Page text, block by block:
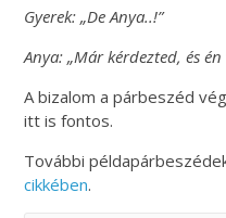
Gyerek: „De Anya..!”
Anya: „Már kérdezted, és
A bizalom a párbeszéd
itt is fontos.
További
cikkében.